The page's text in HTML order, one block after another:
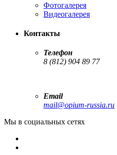
Фотогалерея
Видеогалерея
Контакты
Телефон
8 (812) 904 89 77
Email
mail@opium-russia.ru
Мы в социальных сетях